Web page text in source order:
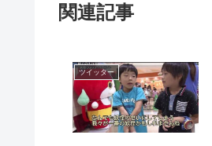
関連記事
ツイッター